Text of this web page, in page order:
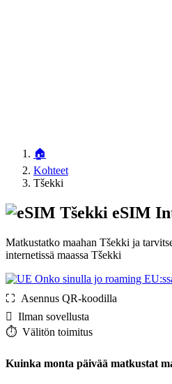
🏠
Kohteet
Tšekki
eSIM
Matkustatko maahan Tšekki ja
internetissä maassa Tšekki
Onko sinulla jo roaming
⛶️️ Asennus QR-koodilla
️ Ilman sovellusta
⏱️️ Välitön toimitus
Kuinka monta päivää matkustat